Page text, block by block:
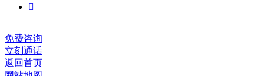

免费咨询
立刻通话
返回首页